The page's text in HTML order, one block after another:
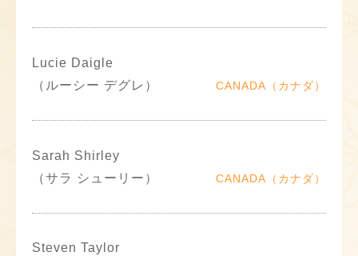
Lucie Daigle
（ルーシー デグレ）
CANADA（カナダ）
Sarah Shirley
（サラ シューリー）
CANADA（カナダ）
Steven Taylor